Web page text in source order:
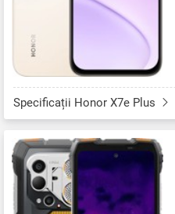
Specificații Honor X7e Plus